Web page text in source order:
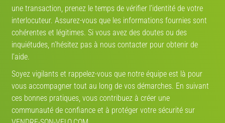
de fonctions interactives si vous choisissez de le faire. Vous pouvez
bénéficier de ces améliorations grâce à des technologies automatisées
(telles que les cookies) capables de collecter et mémoriser certaines
données de connexion, des informations techniques et/ou les données
relatives à vos précédentes utilisations du site. Nous pouvons, par exemple,
mémoriser votre identifiant de connexion/adresse e-mail ou votre nom
d’écran de manière à ce que vous puissiez vous connecter plus rapidement
Autres buts génériques (sécurité du site web, recherches internes)
pouvons également exploiter vos informations dans d’autres buts
commerciaux génériques, tels que la réalisation, en interne, d’études de
une transaction, prenez le temps de vérifier l’identité de votre
interlocuteur. Assurez-vous que les informations fournies sont
cohérentes et légitimes. Si vous avez des doutes ou des
inquiétudes, n’hésitez pas à nous contacter pour obtenir de
l’aide.
Soyez vigilants et rappelez-vous que notre équipe est là pour
vous accompagner tout au long de vos démarches. En suivant
ces bonnes pratiques, vous contribuez à créer une
communauté de confiance et à protéger votre sécurité sur